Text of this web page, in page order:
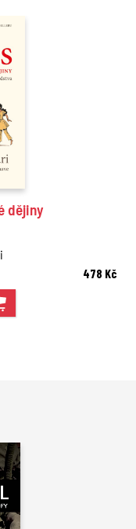
dějiny
478 Kč